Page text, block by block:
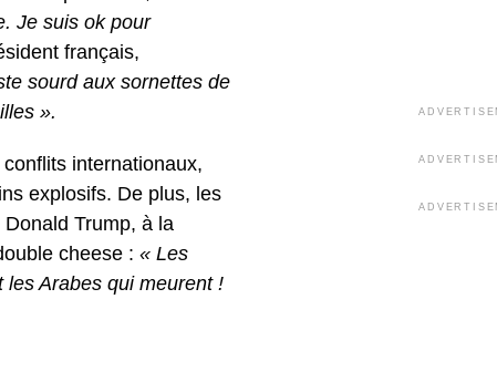
Je suis ok pour
français,
sourd aux sornettes de
».
internationaux,
explosifs. De plus, les
Trump, à la
cheese : « Les
les Arabes qui meurent !